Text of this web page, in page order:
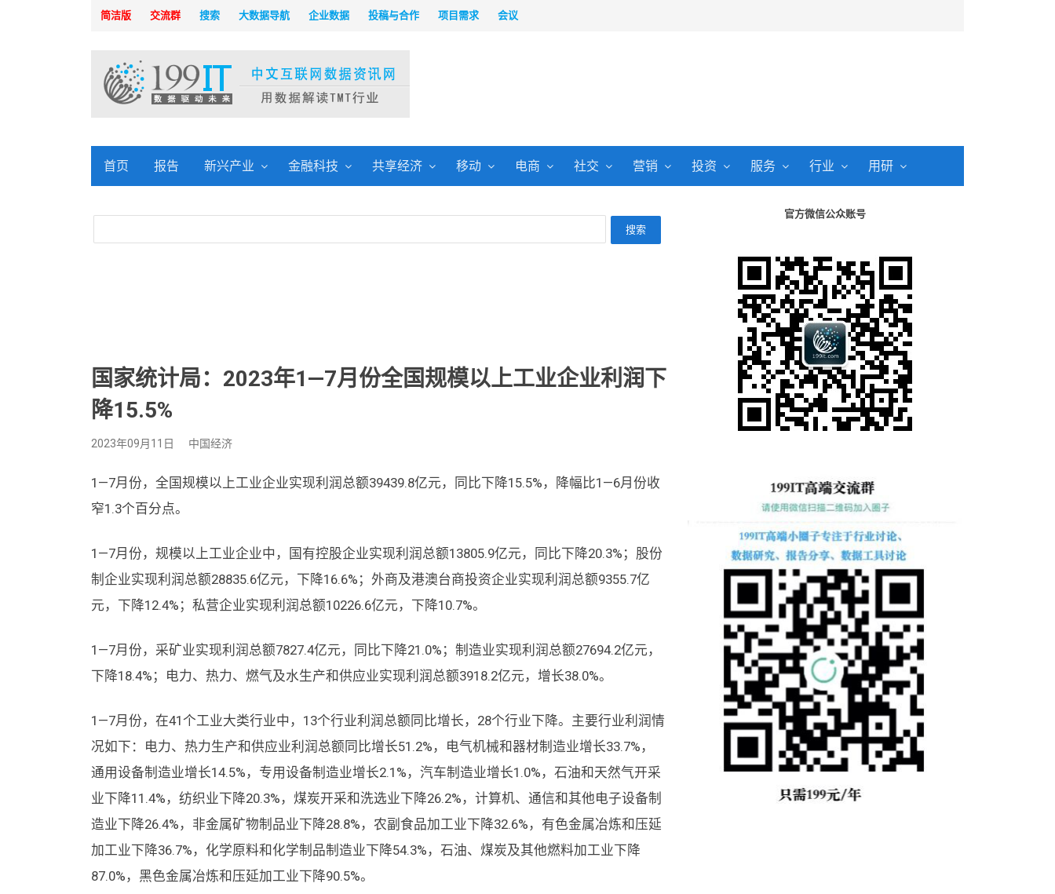
简洁版 交流群 搜索 大数据导航 企业数据 投稿与合作 项目需求 会议
首页 报告 新兴产业 金融科技 共享经济 移动 电商 社交 营销 投资 服务 行业 用研
国家统计局：2023年1—7月份全国规模以上工业企业利润下
降15.5%
2023年09月11日 中国经济
1—7月份，全国规模以上工业企业实现利润总额39439.8亿元，同比下降15.5%，降幅比1—6月份收
窄1.3个百分点。
1—7月份，规模以上工业企业中，国有控股企业实现利润总额13805.9亿元，同比下降20.3%；股份
制企业实现利润总额28835.6亿元，下降16.6%；外商及港澳台商投资企业实现利润总额9355.7亿
元，下降12.4%；私营企业实现利润总额10226.6亿元，下降10.7%。
1—7月份，采矿业实现利润总额7827.4亿元，同比下降21.0%；制造业实现利润总额27694.2亿元，
下降18.4%；电力、热力、燃气及水生产和供应业实现利润总额3918.2亿元，增长38.0%。
1—7月份，在41个工业大类行业中，13个行业利润总额同比增长，28个行业下降。主要行业利润情
况如下：电力、热力生产和供应业利润总额同比增长51.2%，电气机械和器材制造业增长33.7%，
通用设备制造业增长14.5%，专用设备制造业增长2.1%，汽车制造业增长1.0%，石油和天然气开采
业下降11.4%，纺织业下降20.3%，煤炭开采和洗选业下降26.2%，计算机、通信和其他电子设备制
造业下降26.4%，非金属矿物制品业下降28.8%，农副食品加工业下降32.6%，有色金属冶炼和压延
加工业下降36.7%，化学原料和化学制品制造业下降54.3%，石油、煤炭及其他燃料加工业下降
87.0%，黑色金属冶炼和压延加工业下降90.5%。
官方微信公众账号